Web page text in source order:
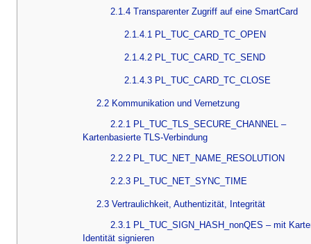
2.1.4 Transparenter Zugriff auf eine SmartCard
2.1.4.1 PL_TUC_CARD_TC_OPEN
2.1.4.2 PL_TUC_CARD_TC_SEND
2.1.4.3 PL_TUC_CARD_TC_CLOSE
2.2 Kommunikation und Vernetzung
2.2.1 PL_TUC_TLS_SECURE_CHANNEL –
Kartenbasierte TLS-Verbindung
2.2.2 PL_TUC_NET_NAME_RESOLUTION
2.2.3 PL_TUC_NET_SYNC_TIME
2.3 Vertraulichkeit, Authentizität, Integrität
2.3.1 PL_TUC_SIGN_HASH_nonQES – mit
Identität signieren